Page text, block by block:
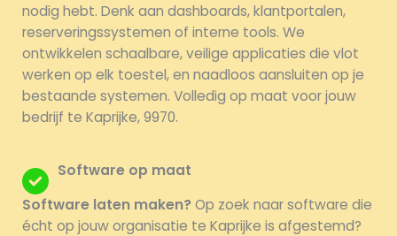
nodig hebt. Denk aan dashboards, klantportalen,
reserveringssystemen of interne tools. We
ontwikkelen schaalbare, veilige applicaties die vlot
werken op elk toestel, en naadloos aansluiten op je
bestaande systemen. Volledig op maat voor jouw
bedrijf te Kaprijke, 9970.
Software op maat
Software laten maken? Op zoek naar software die
écht op jouw organisatie te Kaprijke is afgestemd?